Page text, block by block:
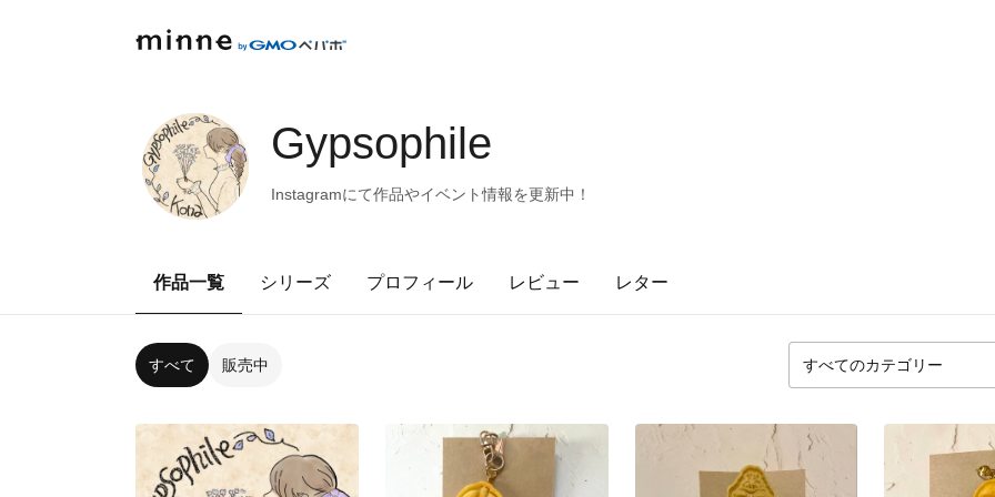
Gypsophile
Instagramにて作品やイベント情報を更新中！
作品一覧 シリーズ プロフィール レビュー レター
すべて 販売中